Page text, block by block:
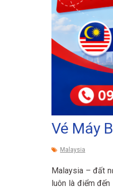
Vé Máy
Malaysia
Malaysia – đất
luôn là điểm